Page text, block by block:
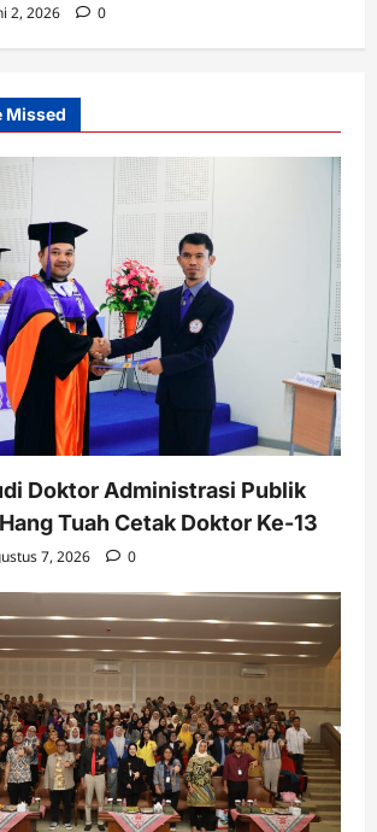
2, 2026 0
Missed
Doktor Administrasi Publik
Tuah Cetak Doktor Ke-13
7, 2026 0